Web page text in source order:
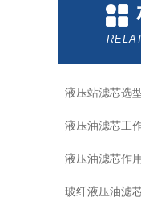
液压站滤芯选
液压油滤芯工
液压油滤芯作用
玻纤液压油滤